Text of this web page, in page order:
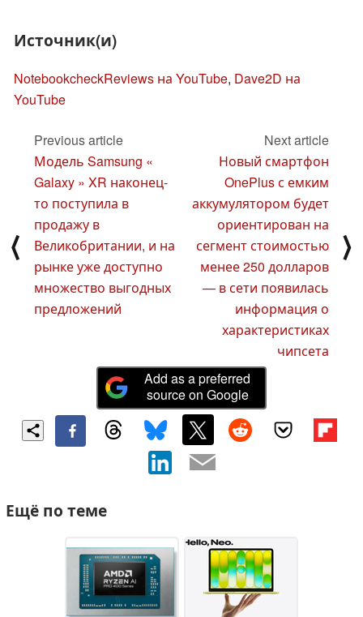
Источник(и)
NotebookcheckReviews на YouTube, Dave2D на
YouTube
⟨
Previous article
Модель Samsung «
Galaxy » XR наконец-
то поступила в
продажу в
Великобритании, и на
рынке уже доступно
множество выгодных
предложений
Next article
Новый смартфон
OnePlus с емким
аккумулятором будет
ориентирован на
сегмент стоимостью
менее 250 долларов
— в сети появилась
информация о
характеристиках
чипсета
⟩
Add as a preferred
source on Google
Ещё по теме